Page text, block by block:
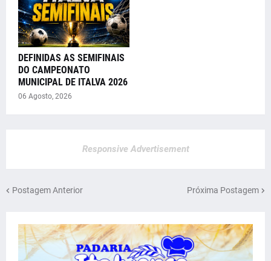
DEFINIDAS AS SEMIFINAIS
DO CAMPEONATO
MUNICIPAL DE ITALVA 2026
06 Agosto, 2026
Responsive Advertisement
Postagem Anterior Próxima Postagem